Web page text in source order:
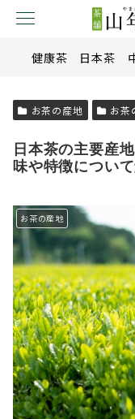
健康茶 日本茶
お茶の産地 お茶
日本茶の主要産
味や特徴につい
お茶の産地